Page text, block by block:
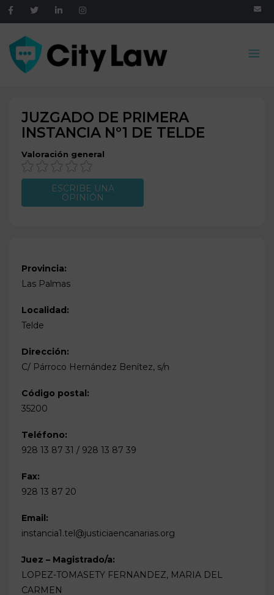
JUZGADO DE PRIMERA
INSTANCIA Nº1 DE TELDE
Valoración general
ESCRIBE UNA
OPINIÓN
Provincia:
Las Palmas
Localidad:
Telde
Dirección:
C/ Párroco Hernández Benítez, s/n
Código postal:
35200
Teléfono:
928 13 87 31 / 928 13 87 39
Fax:
928 13 87 20
Email:
instancia1.tel@justiciaencanarias.org
Juez – Magistrado/a:
LOPEZ-TOMASETY FERNANDEZ, MARIA DEL
CARMEN